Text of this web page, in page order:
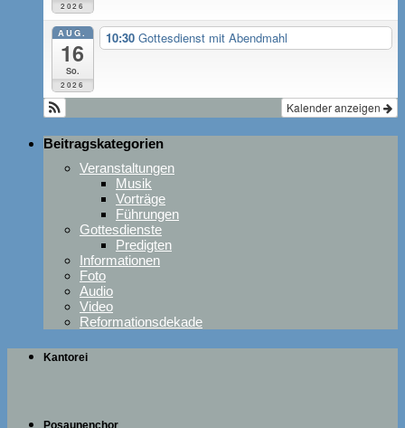
2026
AUG.
16
So.
2026
10:30 Gottesdienst mit Abendmahl
Kalender anzeigen
Beitragskategorien
Veranstaltungen
Musik
Vorträge
Führungen
Gottesdienste
Predigten
Informationen
Foto
Audio
Video
Reformationsdekade
Kantorei